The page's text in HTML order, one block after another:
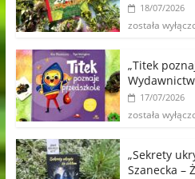
18/07/2026
została
„Titek
17/07/2026
została
„Sekrety
Szanecka –